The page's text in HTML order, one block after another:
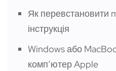
Як перевстановити
інструкція
Windows або
компʼютер Apple